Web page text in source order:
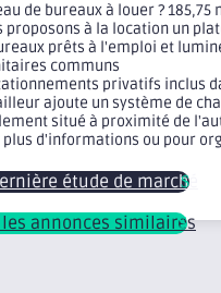
de bureaux à louer ? 185,75
proposons à la location un
prêts à l'emploi et
communs
privatifs inclus
ajoute un système de
situé à proximité de
plus d'informations ou pour
étude de marché
les annonces similaires